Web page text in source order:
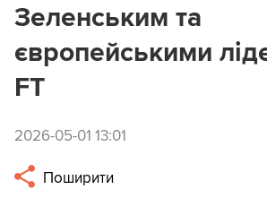
Зеленським та
європейськими
FT
2026-05-01 13:01
Поширити